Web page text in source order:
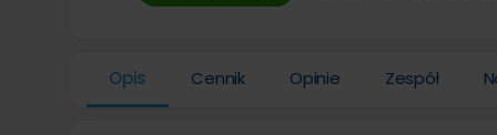
Opis Cennik Opinie Zespół